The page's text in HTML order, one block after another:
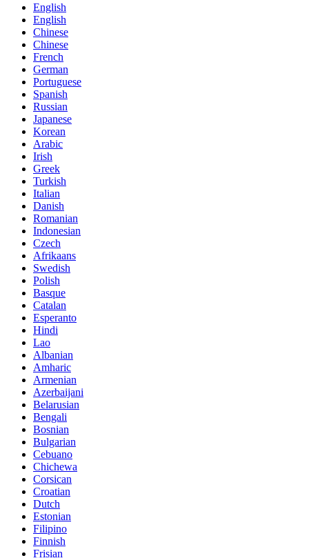
English
English
Chinese
Chinese
French
German
Portuguese
Spanish
Russian
Japanese
Korean
Arabic
Irish
Greek
Turkish
Italian
Danish
Romanian
Indonesian
Czech
Afrikaans
Swedish
Polish
Basque
Catalan
Esperanto
Hindi
Lao
Albanian
Amharic
Armenian
Azerbaijani
Belarusian
Bengali
Bosnian
Bulgarian
Cebuano
Chichewa
Corsican
Croatian
Dutch
Estonian
Filipino
Finnish
Frisian